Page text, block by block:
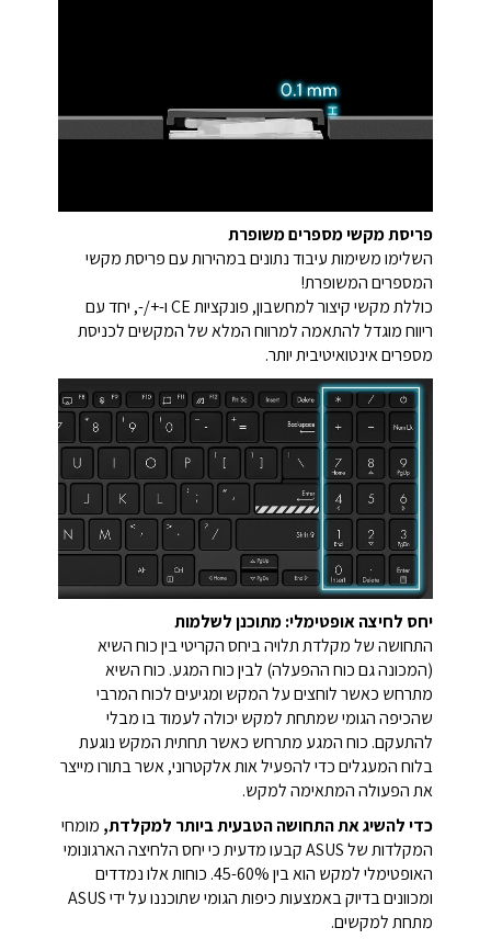
פריסת מקשי מספרים משופרת
השלימו משימות עיבוד נתונים במהירות עם פריסת מקשי
המספרים המשופרת!
כוללת מקשי קיצור למחשבון, פונקציות CE ו-+/-, יחד עם
ריווח מוגדל להתאמה למרווח המלא של המקשים לכניסת
מספרים אינטואיטיבית יותר.
יחס לחיצה אופטימלי: מתוכנן לשלמות
התחושה של מקלדת תלויה ביחס הקריטי בין כוח השיא
(המכונה גם כוח ההפעלה) לבין כוח המגע. כוח השיא
מתרחש כאשר לוחצים על המקש ומגיעים לכוח המרבי
שהכיפה הגומי שמתחת למקש יכולה לעמוד בו מבלי
להתעקם. כוח המגע מתרחש כאשר תחתית המקש נוגעת
בלוח המעגלים כדי להפעיל אות אלקטרוני, אשר בתורו מייצר
את הפעולה המתאימה למקש.
כדי להשיג את התחושה הטבעית ביותר למקלדת, מומחי
המקלדות של ASUS קבעו מדעית כי יחס הלחיצה הארגונומי
האופטימלי למקש הוא בין 45-60%. כוחות אלו נמדדים
ומכוונים בדיוק באמצעות כיפות הגומי שתוכננו על ידי ASUS
מתחת למקשים.